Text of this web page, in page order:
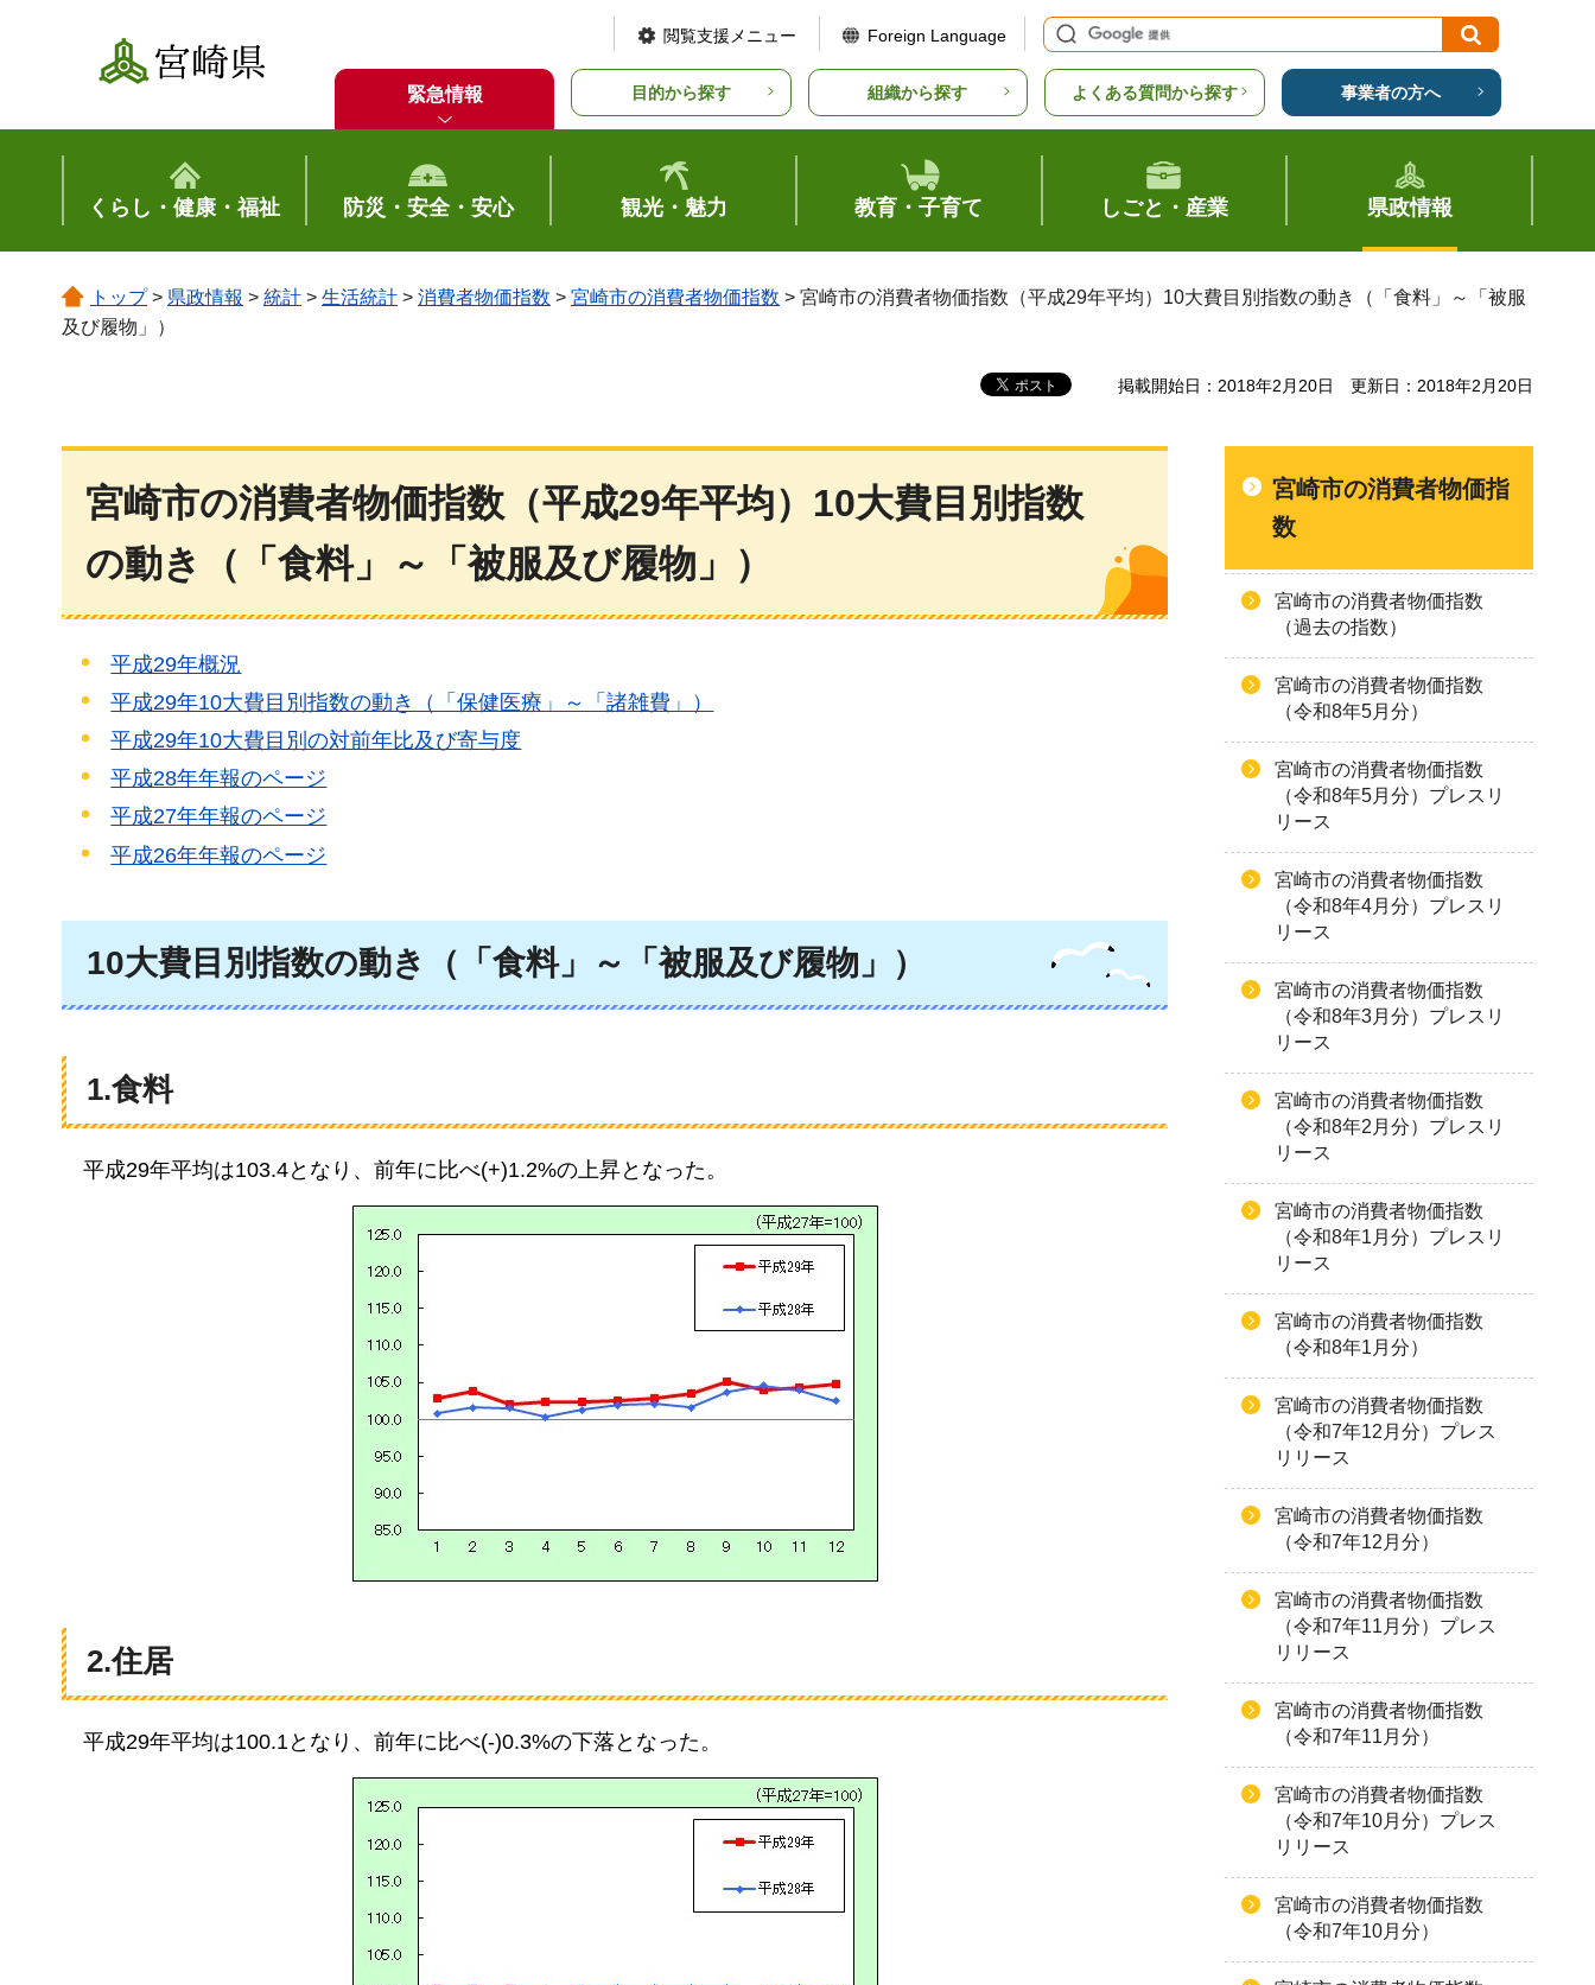
宮崎県
閲覧支援メニュー Foreign Language
緊急情報 目的から探す 組織から探す よくある質問から探す 事業者の方へ
くらし・健康・福祉 防災・安全・安心 観光・魅力 教育・子育て しごと・産業 県政情報
トップ> 県政情報 > 統計 > 生活統計 > 消費者物価指数 > 宮崎市の消費者物価指数 > 宮崎市の消費者物価指数（平成29年平均）10大費目別指数の動き（「食料」～「被服
及び履物」）
掲載開始日：2018年2月20日 更新日：2018年2月20日
宮崎市の消費者物価指数（平成29年平均）10大費目別指数
の動き（「食料」～「被服及び履物」）
平成29年概況
平成29年10大費目別指数の動き（「保健医療」～「諸雑費」）
平成29年10大費目別の対前年比及び寄与度
平成28年年報のページ
平成27年年報のページ
平成26年年報のページ
10大費目別指数の動き（「食料」～「被服及び履物」）
1.食料
平成29年平均は103.4となり、 前年に比べ(+)1.2%の上昇となった。
2.住居
平成29年平均は100.1となり、 前年に比べ(-)0.3%の下落となった。
宮崎市の消費者物価指
数
宮崎市の消費者物価指数
（過去の指数）
宮崎市の消費者物価指数
（令和8年5月分）
宮崎市の消費者物価指数
（令和8年5月分）プレスリ
リース
宮崎市の消費者物価指数
（令和8年4月分）プレスリ
リース
宮崎市の消費者物価指数
（令和8年3月分）プレスリ
リース
宮崎市の消費者物価指数
（令和8年2月分）プレスリ
リース
宮崎市の消費者物価指数
（令和8年1月分）プレスリ
リース
宮崎市の消費者物価指数
（令和8年1月分）
宮崎市の消費者物価指数
（令和7年12月分）プレス
リリース
宮崎市の消費者物価指数
（令和7年12月分）
宮崎市の消費者物価指数
（令和7年11月分）プレス
リリース
宮崎市の消費者物価指数
（令和7年11月分）
宮崎市の消費者物価指数
（令和7年10月分）プレス
リリース
宮崎市の消費者物価指数
（令和7年10月分）